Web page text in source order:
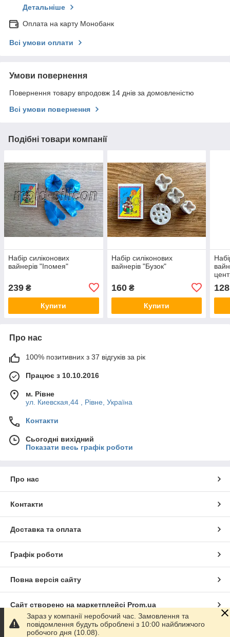
Детальніше
Оплата на карту Монобанк
Всі умови оплати
Умови повернення
Повернення товару впродовж 14 днів за домовленістю
Всі умови повернення
Подібні товари компанії
Набір силіконових
вайнерів "Іпомея"
239 ₴
Купити
Набір силіконових
вайнерів "Бузок"
160₴
Купити
128
Про нас
100% позитивних з 37 відгуків за рік
Працює з 10.10.2016
м. Рівне
ул. Киевская,44 , Рівне, Україна
Контакти
Сьогодні вихідний
Показати весь графік роботи
Про нас
Контакти
Доставка та оплата
Графік роботи
Повна версія сайту
Сайт створено на маркетплейсі Prom.ua
Політика конфіденційності
Зараз у компанії неробочий час. Замовлення та
повідомлення будуть оброблені з 10:00 найближчого
робочого дня (10.08).